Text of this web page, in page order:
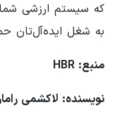
که سیستم ارزشی
به شغل ایده‌آل‌تان
منبع: HBR
نویسنده: لاکشمی